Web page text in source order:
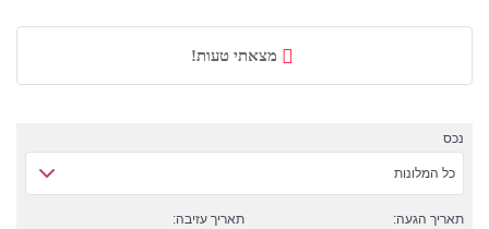
מצאתי טעות!
נכס
כל המלונות
תאריך הגעה: תאריך עזיבה: